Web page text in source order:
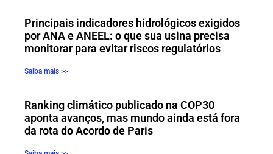
Principais indicadores hidrológicos exigidos
por ANA e ANEEL: o que sua usina precisa
monitorar para evitar riscos regulatórios
Saiba mais >>
Ranking climático publicado na COP30
aponta avanços, mas mundo ainda está fora
da rota do Acordo de Paris